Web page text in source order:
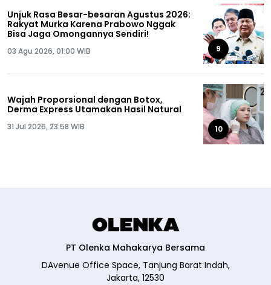
Unjuk Rasa Besar-besaran Agustus 2026:
Rakyat Murka Karena Prabowo Nggak
Bisa Jaga Omongannya Sendiri!
03 Agu 2026, 01:00 WIB 9
Wajah Proporsional dengan Botox,
Derma Express Utamakan Hasil Natural
31 Jul 2026, 23:58 WIB 10
PT Olenka Mahakarya Bersama
DAvenue Office Space, Tanjung Barat Indah,
Jakarta, 12530